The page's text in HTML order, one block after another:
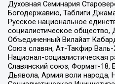
Духовная Семинария
Богодержавию, Таблиги
Русское национальное
социалистическое общество,
Объединенный Вилайат
Союз славян, Ат-Такфир
Национал-социалистическая
Славянский союз, Формат-18,
Дьявола, Армия воли народа,